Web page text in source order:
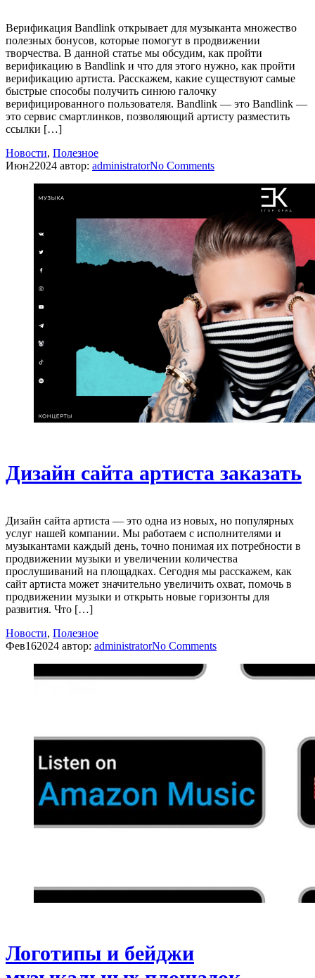
Верификация Bandlink открывает для музыканта множество
полезных бонусов, которые помогут в продвижении
творчества. В данной статье мы обсудим, как пройти
верификацию в Bandlink и что для этого нужно, как пройти
верификацию артиста. Расскажем, какие существуют самые
быстрые способы получить синюю галочку
верифицированного пользователя. Bandlink — это Bandlink —
это сервис смартлинков, позволяющий артисту разместить
ссылки […]
Новости, Полезное
Июн22024 автор: administratorNo Comments
Дизайн сайта артиста заказать
Дизайн сайта артиста — это одна из новых, но популярных
услуг нашей компании. Мы работаем с исполнителями и
музыкантами каждый день, точно понимая их потребности в
продвижении музыки и увеличении количества
прослушиваний на площадках. Сегодня мы расскажем, как
сайт артиста может значительно увеличить охват, помочь в
продвижении музыки и открыть новые горизонты для
развития. Что […]
Новости, Полезное
Фев162024 автор: administratorNo Comments
Логотипы и бейджи